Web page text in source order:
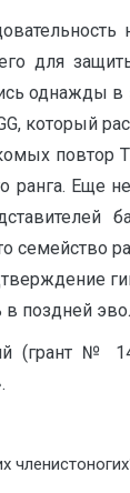
для
однажды
который
повтор
Еще
поздней
(грант №